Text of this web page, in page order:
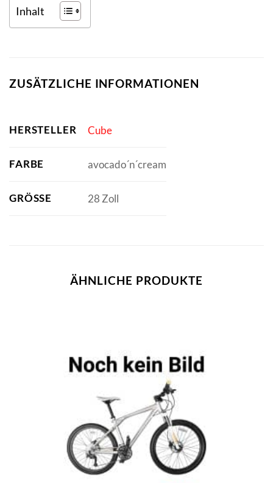
Inhalt
ZUSÄTZLICHE INFORMATIONEN
HERSTELLER Cube
FARBE avocado´n´cream
GRÖSSE 28 Zoll
ÄHNLICHE PRODUKTE